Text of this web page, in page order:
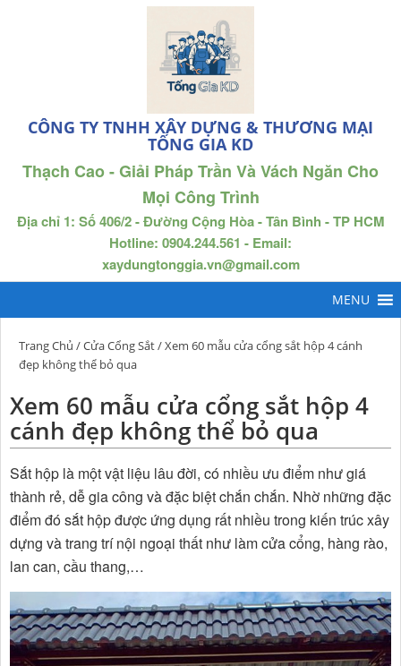
CÔNG TY TNHH XÂY DỰNG & THƯƠNG MẠI
TỐNG GIA KD
Thạch Cao - Giải Pháp Trần Và Vách Ngăn Cho
Mọi Công Trình
Địa chỉ 1: Số 406/2 - Đường Cộng Hòa - Tân Bình - TP HCM
Hotline: 0904.244.561 - Email:
xaydungtonggia.vn@gmail.com
Trang Chủ /Cửa Cổng Sắt/ Xem 60 mẫu cửa cổng sắt hộp 4 cánh
đẹp không thể bỏ qua
Xem 60 mẫu cửa cổng sắt hộp 4
cánh đẹp không thể bỏ qua
Sắt hộp là một vật liệu lâu đời, có nhiều ưu điểm như giá
thành rẻ, dễ gia công và đặc biệt chắn chắn. Nhờ những đặc
điểm đó sắt hộp được ứng dụng rất nhiều trong kiến trúc xây
dựng và trang trí nội ngoại thất như làm cửa cổng, hàng rào,
lan can, cầu thang,…